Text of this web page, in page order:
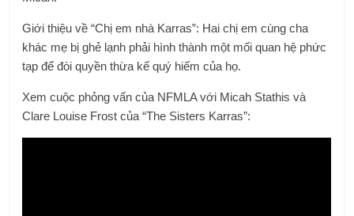
Giới thiệu về “Chị em nhà Karras”: Hai chị em cùng cha
khác mẹ bị ghẻ lạnh phải hình thành một mối quan hệ phức
tạp để đòi quyền thừa kế quý hiếm của họ.
Xem cuộc phỏng vấn của NFMLA với Micah Stathis và
Clare Louise Frost của “The Sisters Karras”: